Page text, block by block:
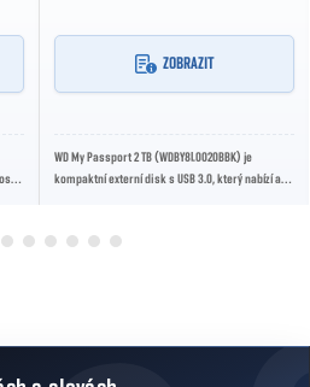
ZOBRAZIT
WD My Passport 2 TB (WDBY8L0020BBK) je
kompaktní externí disk s USB 3.0, který nabízí až